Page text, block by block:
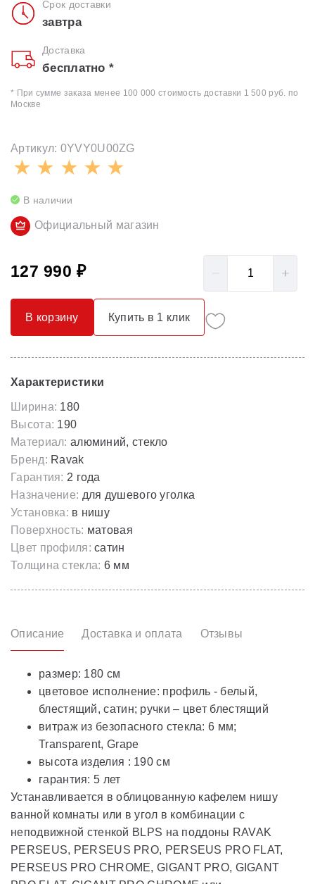
Срок доставки
завтра
Доставка
бесплатно *
* При сумме заказа менее 100 000 стоимость доставки 1 500 руб. по
Москве
Артикул: 0YVY0U00ZG
В наличии
Официальный магазин
127 990 ₽
В корзину Купить в 1 клик
Характеристики
Ширина: 180
Высота: 190
Материал: алюминий, стекло
Бренд: Ravak
Гарантия: 2 года
Назначение: для душевого уголка
Установка: в нишу
Поверхность: матовая
Цвет профиля: сатин
Толщина стекла: 6 мм
Описание Доставка и оплата Отзывы
размер: 180 см
цветовое исполнение: профиль - белый,
блестящий, сатин; ручки – цвет блестящий
витраж из безопасного стекла: 6 мм;
Transparent, Grape
высота изделия : 190 см
гарантия: 5 лет
Устанавливается в облицованную кафелем нишу
ванной комнаты или в угол в комбинации с
неподвижной стенкой BLPS на поддоны RAVAK
PERSEUS, PERSEUS PRO, PERSEUS PRO FLAT,
PERSEUS PRO CHROME, GIGANT PRO, GIGANT